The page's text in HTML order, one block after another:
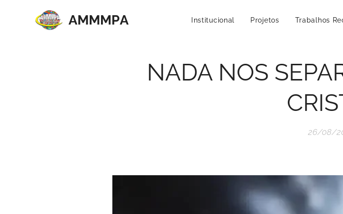
AMMMPA Institucional Projetos Trabalhos
NADA NOS
26/08/